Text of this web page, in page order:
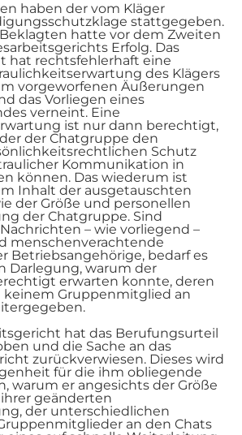
haben der vom Kläger
stattgegeben.
hatte vor dem Zweiten
Erfolg. Das
hat rechtsfehlerhaft eine
des Klägers
vorgeworfenen Äußerungen
das Vorliegen eines
verneint. Eine
ist nur dann berechtigt,
der Chatgruppe den
Schutz
Kommunikation in
können. Das wiederum ist
Inhalt der ausgetauschten
der Größe und personellen
der Chatgruppe. Sind
– wie vorliegend –
menschenverachtende
Betriebsangehörige, bedarf es
Darlegung, warum der
erwarten konnte, deren
keinem Gruppenmitglied an
hat das Berufungsurteil
und die Sache an das
zurückverwiesen. Dieses wird
für die ihm obliegende
warum er angesichts der Größe
geänderten
der unterschiedlichen
an den Chats